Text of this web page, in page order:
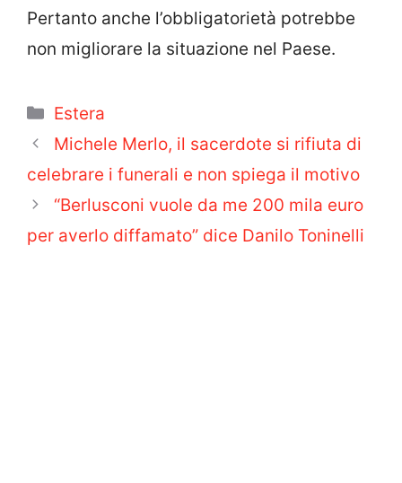
Pertanto anche l’obbligatorietà potrebbe
non migliorare la situazione nel Paese.
Categorie
Estera
Michele Merlo, il sacerdote si rifiuta di
celebrare i funerali e non spiega il motivo
“Berlusconi vuole da me 200 mila euro
per averlo diffamato” dice Danilo Toninelli